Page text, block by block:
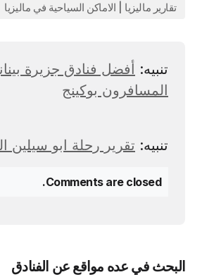
تقارير ماليزيا | الاماكن السياحية في ماليزيا
تنبيه:
أفضل فنادق جزيرة
المسافرون بوكينج
تنبيه: تقرير رحلة ابو سيلين
Comments are closed.
البحث في عده مواقع عن الفنادق